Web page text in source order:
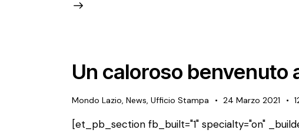
Un caloroso benvenuto
Mondo Lazio, News, Ufficio Stampa 24 Marzo 2021
[et_pb_section fb_built="1" specialty="on"